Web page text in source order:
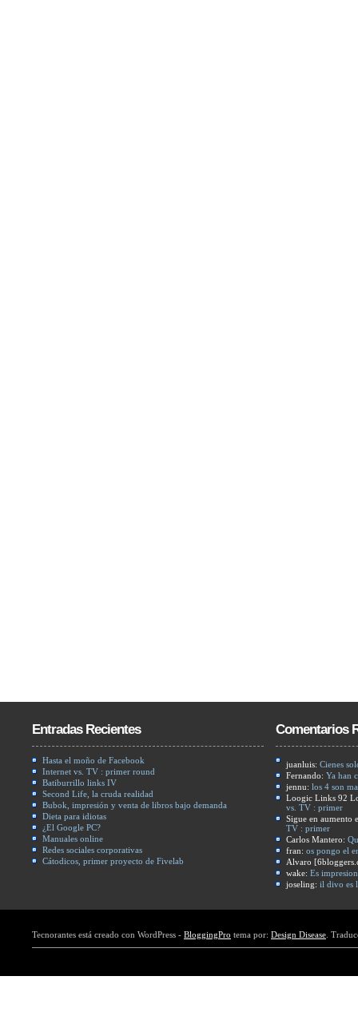
Entradas Recientes
Hasta el moño de Facebook
Internet vs. TV : primer round
Batiburrillo links IV
Second Life, la cruda realidad
Bubok, impresión y venta de libros bajo demanda
Dieta para idiotas
¿El Google PC?
Manuales online
Redes sociales corporativas
Cátodicos, primer proyecto de Fivelab
Comentarios
juanluis: Cienes
Fernando: Ya han
jennu: los 4 son
Loogic Links 92
vs. TV : primer
Sigue en aumento
TV : primer
Carlos Mantero:
fran: os pongo el
Alvaro
wake: Es
joseling: il divo es
Tecnorantes está creado con WordPress - BloggingPro tema por: Design Disease .